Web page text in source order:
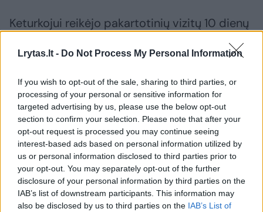
Lrytas.lt - Do Not Process My Personal Information
If you wish to opt-out of the sale, sharing to third parties, or
processing of your personal or sensitive information for
targeted advertising by us, please use the below opt-out
section to confirm your selection. Please note that after your
opt-out request is processed you may continue seeing
interest-based ads based on personal information utilized by
us or personal information disclosed to third parties prior to
your opt-out. You may separately opt-out of the further
disclosure of your personal information by third parties on the
IAB’s list of downstream participants. This information may
also be disclosed by us to third parties on the IAB’s List of
Keturkojui reikėjo pakartotinių vizitų 10 dienų
rentgenografija su kontrastine medžiaga,
diagnostinė laparotomija su anestezija –
nustatytas sunkus pankreatitas, pilvaplėvės
uždegimas, gastroenteritas, taip pat tęstas
gydymas namuose, atliktos poodinės
infuzijos, skirta papildomų vaistų ir
specialaus maisto.
„Gyvūnus traukia žmonių maisto produktų